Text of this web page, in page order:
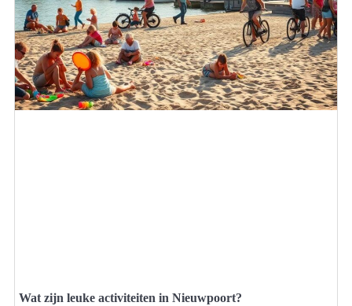
Wat zijn leuke activiteiten in Nieuwpoort?